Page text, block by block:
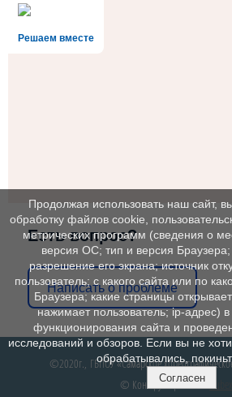
Решаем вместе
Есть вопрос?
Написать о проблеме
©2020г., ГБПОУ «Самарское
© Конструктор сайтов
Продолжая использовать наш сайт,
обработку файлов cookie,
метрических программ (сведения о
версия ОС; тип и версия Браузера;
разрешение его экрана; источник
пользователь; с какого сайта или по
Браузера; какие страницы
нажимает пользователь; ip-адрес)
функционирования сайта и
исследований и обзоров. Если вы не
обрабатывались,
Согласен